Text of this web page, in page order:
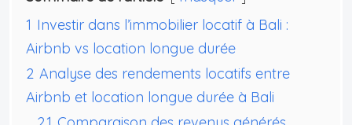
1 Investir dans l’immobilier locatif à Bali :
Airbnb vs location longue durée
2 Analyse des rendements locatifs entre
Airbnb et location longue durée à Bali